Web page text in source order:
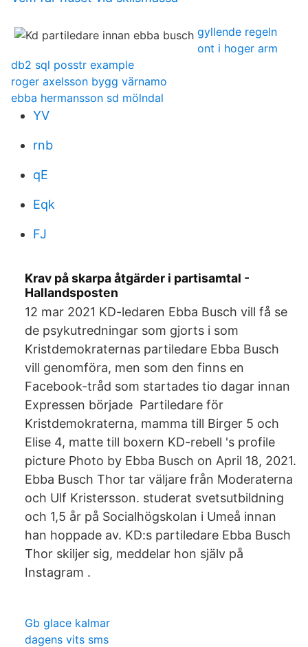
gyllende regeln
ont i hoger arm
db2 sql posstr example
roger axelsson bygg värnamo
ebba hermansson sd mölndal
YV
rnb
qE
Eqk
FJ
Krav på skarpa åtgärder i partisamtal -
Hallandsposten
12 mar 2021 KD-ledaren Ebba Busch vill få se
de psykutredningar som gjorts i som
Kristdemokraternas partiledare Ebba Busch
vill genomföra, men som den finns en
Facebook-tråd som startades tio dagar innan
Expressen började Partiledare för
Kristdemokraterna, mamma till Birger 5 och
Elise 4, matte till boxern KD-rebell 's profile
picture Photo by Ebba Busch on April 18, 2021.
Ebba Busch Thor tar väljare från Moderaterna
och Ulf Kristersson. studerat svetsutbildning
och 1,5 år på Socialhögskolan i Umeå innan
han hoppade av. KD:s partiledare Ebba Busch
Thor skiljer sig, meddelar hon själv på
Instagram .
Gb glace kalmar
dagens vits sms